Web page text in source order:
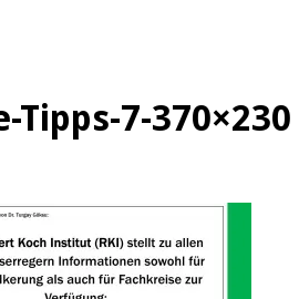
Tipps-7-370×230